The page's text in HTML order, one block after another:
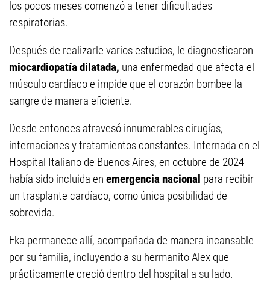
los pocos meses comenzó a tener dificultades
respiratorias.
Después de realizarle varios estudios, le diagnosticaron
miocardiopatía dilatada, una enfermedad que afecta el
músculo cardíaco e impide que el corazón bombee la
sangre de manera eficiente.
Desde entonces atravesó innumerables cirugías,
internaciones y tratamientos constantes. Internada en el
Hospital Italiano de Buenos Aires, en octubre de 2024
había sido incluida en emergencia nacional para recibir
un trasplante cardíaco, como única posibilidad de
sobrevida.
Eka permanece allí, acompañada de manera incansable
por su familia, incluyendo a su hermanito Alex que
prácticamente creció dentro del hospital a su lado.